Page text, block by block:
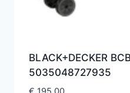
BLACK+DECKER
5035048727935